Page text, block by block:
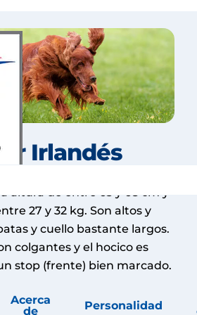
Irlandés
son perros de buen
altura de entre 63 y 68 cm y
27 y 32 kg. Son altos y
y cuello bastante largos.
colgantes y el hocico es
stop (frente) bien marcado.
Acerca
de
Personalidad